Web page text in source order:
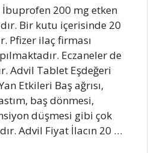
200 mg etken
Bir kutu içerisinde 20
Pfizer ilaç firması
Eczaneler de
Advil Tablet Eşdeğeri
Etkileri Baş ağrısı,
baş dönmesi,
düşmesi gibi çok
Advil Fiyat İlacın 20 …